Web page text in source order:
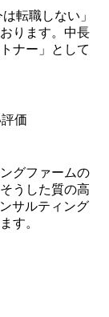
事業
進第
ン推
た制
てい
り組
上、
な将
セー
転職しない」
ります。中長
ナー」として
価
グファームの
うした質の高
サルティング
す。